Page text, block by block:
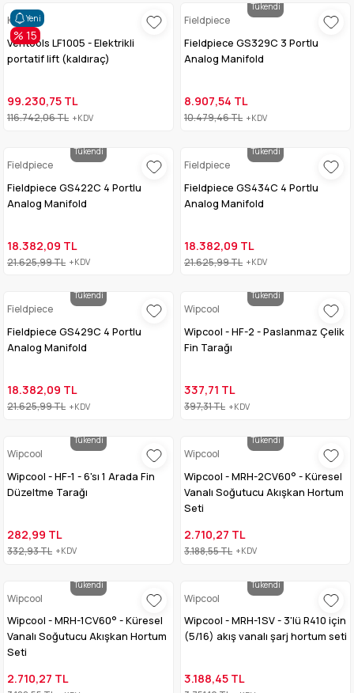
Yeni
% 15
KSF
Ventools LF1005 - Elektrikli
portatif lift (kaldıraç)
99.230,75 TL
116.742,06 TL +KDV
Tükendi
Fieldpiece
Fieldpiece GS329C 3 Portlu
Analog Manifold
8.907,54 TL
10.479,46 TL +KDV
Tükendi
Fieldpiece
Fieldpiece GS422C 4 Portlu
Analog Manifold
18.382,09 TL
21.625,99 TL +KDV
Tükendi
Fieldpiece
Fieldpiece GS434C 4 Portlu
Analog Manifold
18.382,09 TL
21.625,99 TL +KDV
Tükendi
Fieldpiece
Fieldpiece GS429C 4 Portlu
Analog Manifold
18.382,09 TL
21.625,99 TL +KDV
Tükendi
Wipcool
Wipcool - HF-2 - Paslanmaz Çelik
Fin Tarağı
337,71 TL
397,31 TL +KDV
Tükendi
Wipcool
Wipcool - HF-1 - 6'sı 1 Arada Fin
Düzeltme Tarağı
282,99 TL
332,93 TL +KDV
Tükendi
Wipcool
Wipcool - MRH-2CV60° - Küresel
Vanalı Soğutucu Akışkan Hortum
Seti
2.710,27 TL
3.188,55 TL +KDV
Tükendi
Wipcool
Wipcool - MRH-1CV60° - Küresel
Vanalı Soğutucu Akışkan Hortum
Seti
2.710,27 TL
Tükendi
Wipcool
Wipcool - MRH-1SV - 3'lü R410 için
(5/16) akış vanalı şarj hortum seti
3.188,45 TL